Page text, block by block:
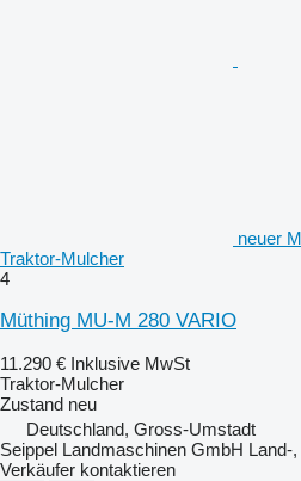
neuer
Traktor-Mulcher
4
Müthing MU-M 280 VARIO
11.290 € Inklusive MwSt
Traktor-Mulcher
Zustand neu
Deutschland, Gross-Umstadt
Seippel Landmaschinen GmbH Land-
Verkäufer kontaktieren